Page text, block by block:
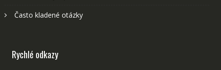
Často kladené otázky
Rychlé odkazy